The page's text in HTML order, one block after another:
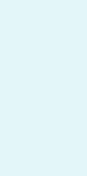
en suivant le
2026